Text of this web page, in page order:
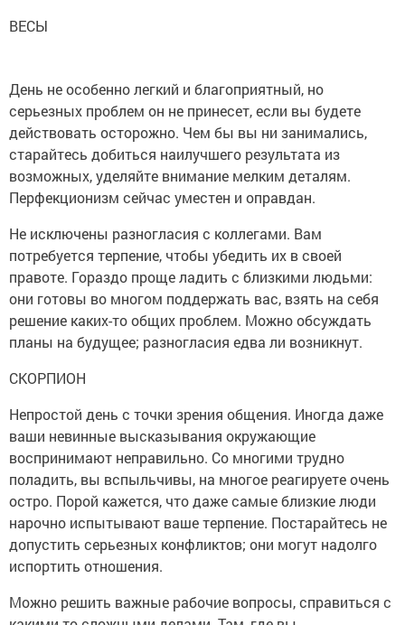
ВЕСЫ
День не особенно легкий и благоприятный, но
серьезных проблем он не принесет, если вы будете
действовать осторожно. Чем бы вы ни занимались,
старайтесь добиться наилучшего результата из
возможных, уделяйте внимание мелким деталям.
Перфекционизм сейчас уместен и оправдан.
Не исключены разногласия с коллегами. Вам
потребуется терпение, чтобы убедить их в своей
правоте. Гораздо проще ладить с близкими людьми:
они готовы во многом поддержать вас, взять на себя
решение каких-то общих проблем. Можно обсуждать
планы на будущее; разногласия едва ли возникнут.
СКОРПИОН
Непростой день с точки зрения общения. Иногда даже
ваши невинные высказывания окружающие
воспринимают неправильно. Со многими трудно
поладить, вы вспыльчивы, на многое реагируете очень
остро. Порой кажется, что даже самые близкие люди
нарочно испытывают ваше терпение. Постарайтесь не
допустить серьезных конфликтов; они могут надолго
испортить отношения.
Можно решить важные рабочие вопросы, справиться с